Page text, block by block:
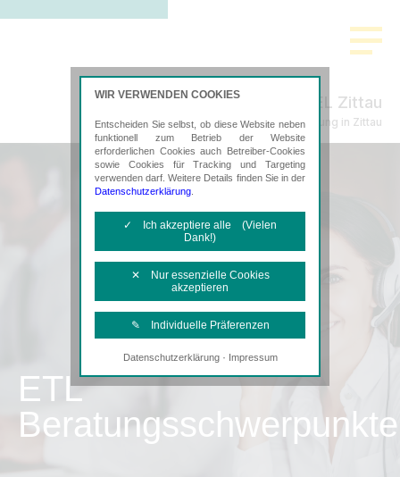
RHE-EL Zittau
Steuerberatung in Zittau
ETL
Beratungsschwerpunkte
WIR VERWENDEN COOKIES
Entscheiden Sie selbst, ob diese Website neben
funktionell zum Betrieb der Website
erforderlichen Cookies auch Betreiber-Cookies
sowie Cookies für Tracking und Targeting
verwenden darf. Weitere Details finden Sie in der
Datenschutzerklärung
✓ Ich akzeptiere alle (Vielen
Dank!)
✕ Nur essenzielle Cookies
akzeptieren
✎ Individuelle Präferenzen
Notwendige Cookies
Diese Cookies sind erforderlich, um die
Tracking- und Targeting-Cookies
Datenschutzerklärung· Impressum